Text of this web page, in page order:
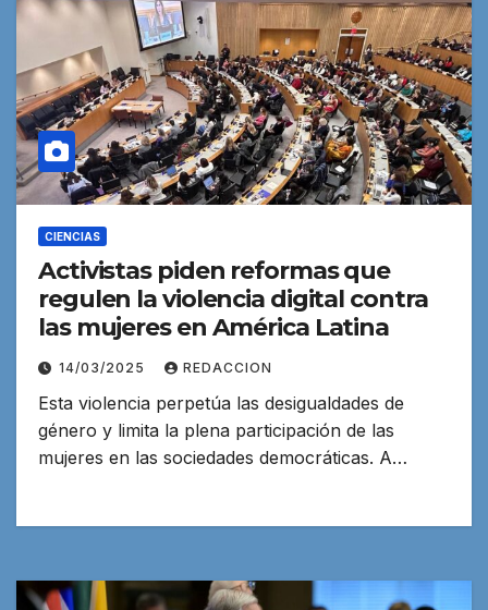
CIENCIAS
Activistas piden reformas que
regulen la violencia digital contra
las mujeres en América Latina
14/03/2025 REDACCION
Esta violencia perpetúa las desigualdades de
género y limita la plena participación de las
mujeres en las sociedades democráticas. A…